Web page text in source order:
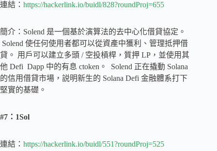
連結： https://hackerlink.io/buidl/828?roundProj=655
簡介：Solend 是一個基於演算法的去中心化借貸協定。
Solend 使任何使用者都可以從資產中獲利、管理抵押借
貸。 用戶可以建立多頭 / 空投槓桿，質押 LP，並使用其
他 Defi Dapp 中的有息 ctoken。 Solend 正在撬動 Solana
的信用借貸市場，説明新生的 Solana Defi 金融體系打下
堅實的基礎。
#7：1Sol
連結： https://hackerlink.io/buidl/551?roundProj=525